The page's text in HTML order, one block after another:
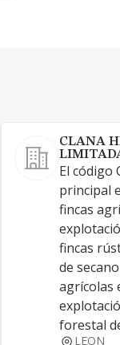
CLANA
El código
principal
fincas
fincas
de
agrícolas
forestal
LEON